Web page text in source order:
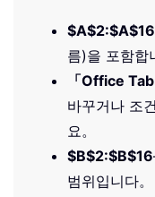
$A$2:$A$16
름)을 포함합
「Office Tab
바꾸거나 조
요。
$B$2:$B$16
범위입니다。